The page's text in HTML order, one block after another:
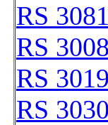
RS
RS
RS
RS